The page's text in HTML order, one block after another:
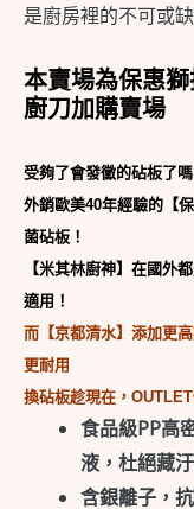
是廚房裡的不可或
本賣場為保惠
廚刀加購賣場
受夠了會發黴的砧板了
外銷歐美40年經驗的【
菌砧板！
【米其林廚神】在國外
適用！
而【京都清水】添加更
更耐用
換砧板趁現在，
食品級PP高
液，杜絕藏
含銀離子，
菌
銀
離
砧
板
二
入
數
量